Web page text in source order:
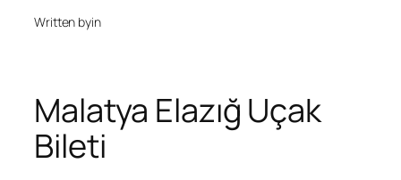
Written byin
Malatya Elazığ Uçak
Bileti